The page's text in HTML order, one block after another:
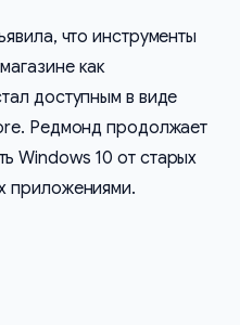
что инструменты
как
доступным в виде
Редмонд продолжает
Windows 10 от старых
приложениями.